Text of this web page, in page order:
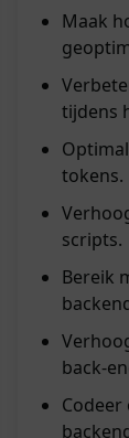
Maak
tijdens
tokens.
scripts.
Bereik
back-